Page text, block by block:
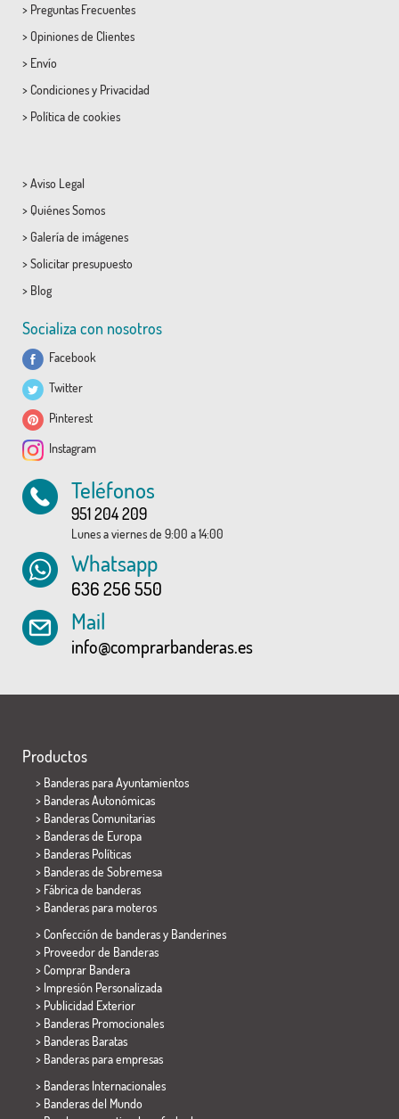
> Preguntas Frecuentes
> Opiniones de Clientes
> Envío
> Condicionesy Privacidad
> Política de cookies
> Aviso Legal
> Quiénes Somos
> Galería de imágenes
> Solicitar presupuesto
> Blog
Socializa con nosotros
Facebook
Twitter
Pinterest
Instagram
Teléfonos
951 204 209
Lunes a viernes de 9:00 a 14:00
Whatsapp
636 256 550
Mail
info@comprarbanderas.es
Productos
> Banderas para Ayuntamientos
> Banderas Autonómicas
> Banderas Comunitarias
> Banderas de Europa
> Banderas Políticas
> Banderas de Sobremesa
> Fábrica de banderas
> Banderas para moteros
> Confección de banderas y Banderines
> Proveedor de Banderas
> Comprar Bandera
> Impresión Personalizada
> Publicidad Exterior
> Banderas Promocionales
> Banderas Baratas
> Banderas para empresas
> Banderas Internacionales
> Banderas del Mundo